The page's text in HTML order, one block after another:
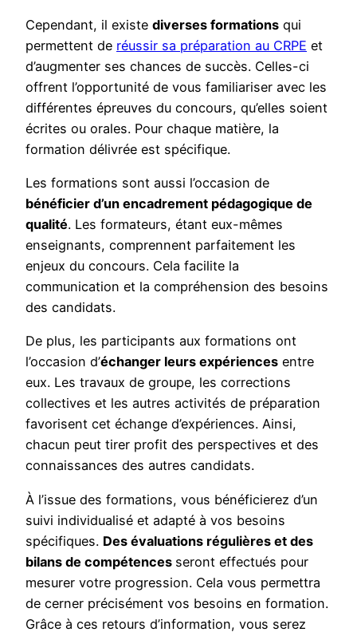
Cependant, il existe diverses formations qui
permettent de réussir sa préparation au CRPE et
d’augmenter ses chances de succès. Celles-ci
offrent l’opportunité de vous familiariser avec les
différentes épreuves du concours, qu’elles soient
écrites ou orales. Pour chaque matière, la
formation délivrée est spécifique.
Les formations sont aussi l’occasion de
bénéficier d’un encadrement pédagogique de
qualité. Les formateurs, étant eux-mêmes
enseignants, comprennent parfaitement les
enjeux du concours. Cela facilite la
communication et la compréhension des besoins
des candidats.
De plus, les participants aux formations ont
l’occasion d’échanger leurs expériences entre
eux. Les travaux de groupe, les corrections
collectives et les autres activités de préparation
favorisent cet échange d’expériences. Ainsi,
chacun peut tirer profit des perspectives et des
connaissances des autres candidats.
À l’issue des formations, vous bénéficierez d’un
suivi individualisé et adapté à vos besoins
spécifiques. Des évaluations régulières et des
bilans de compétences seront effectués pour
mesurer votre progression. Cela vous permettra
de cerner précisément vos besoins en formation.
Grâce à ces retours d’information, vous serez